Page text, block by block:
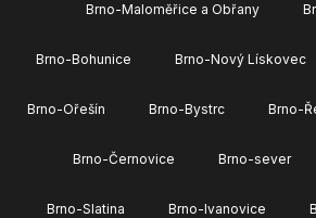
Brno-Maloměřice a Obřany
Brno-Bohunice Brno-Nový Lískovec
Brno-Ořešín Brno-Bystrc Brno-
Brno-Černovice Brno-sever
Brno-Slatina Brno-Ivanovice